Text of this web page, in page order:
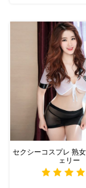
セクシーコスプレ 熟
ェリー